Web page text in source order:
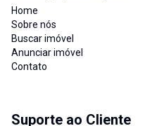
Home
Sobre nós
Buscar imóvel
Anunciar imóvel
Contato
Suporte ao Cliente